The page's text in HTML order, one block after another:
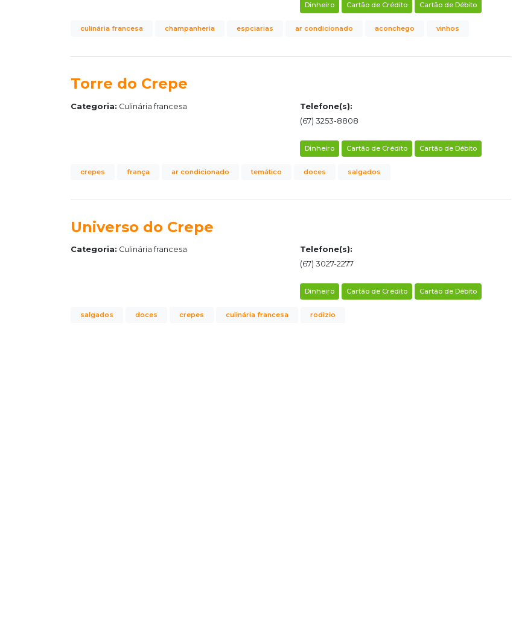
Dinheiro Cartão de Crédito Cartão de Débito
culinária francesa champanheria espciarias ar condicionado aconchego vinhos
Torre do Crepe
Categoria: Culinária francesa
Telefone(s):
(67) 3253-8808
Dinheiro Cartão de Crédito Cartão de Débito
crepes frança ar condicionado temático doces salgados
Universo do Crepe
Categoria: Culinária francesa
Telefone(s):
(67) 3027-2277
Dinheiro Cartão de Crédito Cartão de Débito
salgados doces crepes culinária francesa rodizio